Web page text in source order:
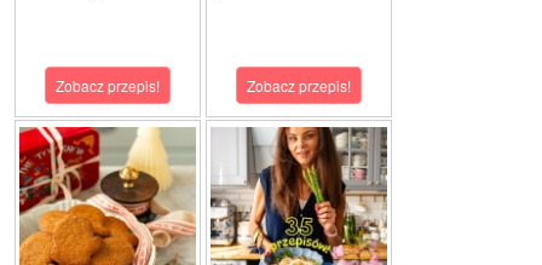
Zobacz przepis! Zobacz przepis!